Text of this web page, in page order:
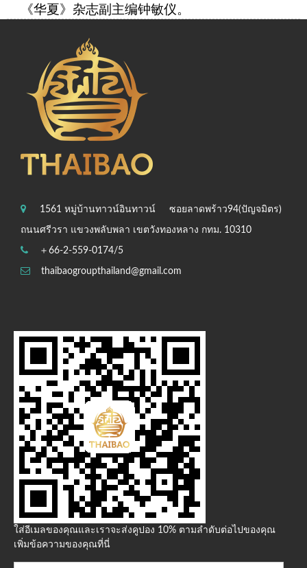
《华夏》杂志副主编钟敏仪。
1561 หมู่บ้านทาวน์อินทาวน์ ซอยลาดพร้าว94(ปัญจมิตร)
ถนนศรีวรา แขวงพลับพลา เขตวังทองหลาง กทม. 10310
＋66-2-559-0174/5
thaibaogroupthailand@gmail.com
ใส่อีเมลของคุณและเราจะส่งคูปอง 10% ตามลำดับต่อไปของคุณ
เพิ่มข้อความของคุณที่นี่